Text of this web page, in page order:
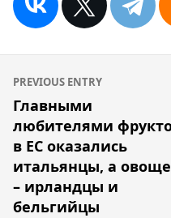
Навигация
по
записям
PREVIOUS ENTRY
Главными
любителями
в ЕС оказались
итальянцы, а
– ирландцы и
бельгийцы